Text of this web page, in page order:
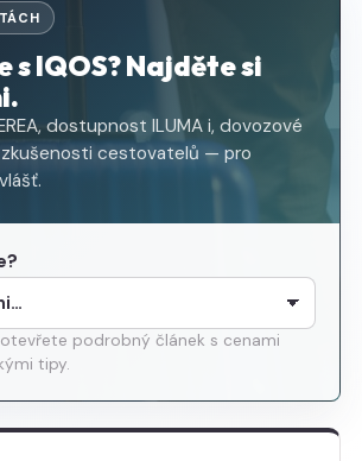
s IQOS? Najděte si
dostupnost ILUMA i, dovozové
cestovatelů — pro
podrobný článek s cenami
tipy.